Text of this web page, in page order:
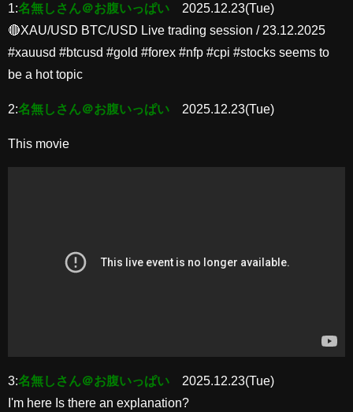
1:名無しさん＠お腹いっぱい
2025.12.23(Tue)
🔴XAU/USD BTC/USD Live trading session / 23.12.2025
#xauusd #btcusd #gold #forex #nfp #cpi #stocks seems to
be a hot topic
2:名無しさん＠お腹いっぱい 2025.12.23(Tue)
This movie
3:名無しさん＠お腹いっぱい
2025.12.23(Tue)
I'm here Is there an explanation?